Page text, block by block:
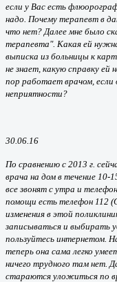
если у Вас есть
надо. Почему терапевт в
что нет? Далее мне было
терапевта". Какая ей
выписка из больницы к
не знает, какую справку ей
пор работает врачом,
неприятности?
30.06.16
По сравнению с 2013 г.
врача на дом в течение 10-
все звонят с утра и
помощи есть телефон 112
изменения в этой
записываться и выбирать
пользуйтесь интернетом.
теперь она сама легко
ничего трудного там нет.
стараются уложиться по